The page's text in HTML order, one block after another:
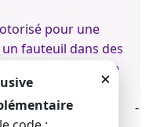
×
pour une
fauteuil dans des
Expert de la chaise
escalier intérieur
-